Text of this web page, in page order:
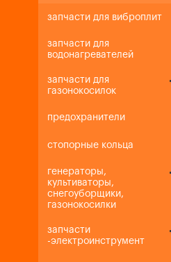
запчасти для виброплит
запчасти для
водонагревателей
запчасти для
газонокосилок
предохранители
стопорные кольца
генераторы,
культиваторы,
снегоуборщики,
газонокосилки
запчасти
-электроинструмент